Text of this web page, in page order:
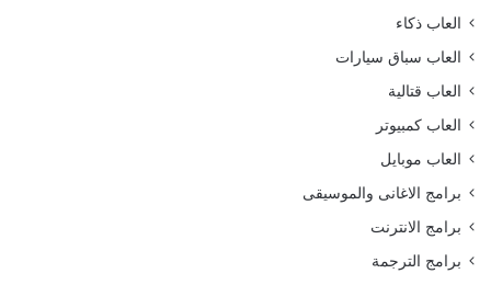
العاب ذكاء
العاب سباق سيارات
العاب قتالية
العاب كمبيوتر
العاب موبايل
برامج الاغانى والموسيقى
برامج الانترنت
برامج الترجمة